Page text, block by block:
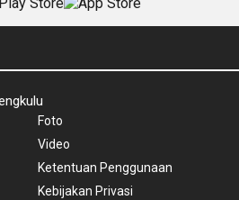
Foto
Video
Ketentuan Penggunaan
Kebijakan Privasi